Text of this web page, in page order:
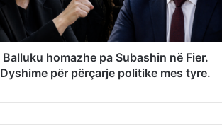
Balluku homazhe pa Subashin në Fier.
Dyshime për përçarje politike mes tyre.